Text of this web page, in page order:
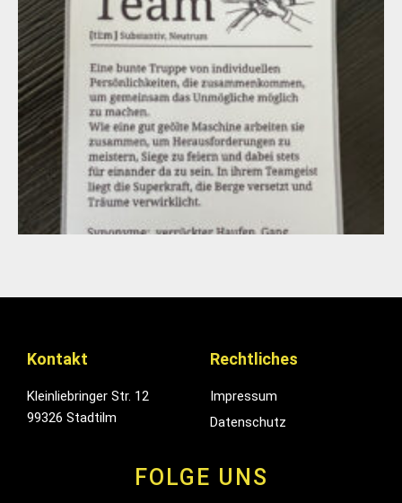
Kontakt
Kleinliebringer Str. 12
99326 Stadtilm
Rechtliches
Impressum
Datenschutz
FOLGE UNS